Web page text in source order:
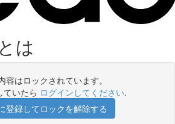
は
容はロックされています。
ていたら ログインしてください.
登録してロックを解除する